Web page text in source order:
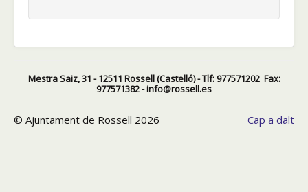
Mestra Saiz, 31 - 12511 Rossell (Castelló) - Tlf: 977571202 Fax:
977571382 - info@rossell.es
Cap a dalt
© Ajuntament de Rossell 2026